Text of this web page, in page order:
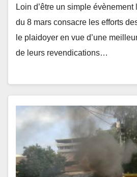
Loin d’être un simple
du 8 mars consacre les efforts
le plaidoyer en vue d’une
de leurs revendications…